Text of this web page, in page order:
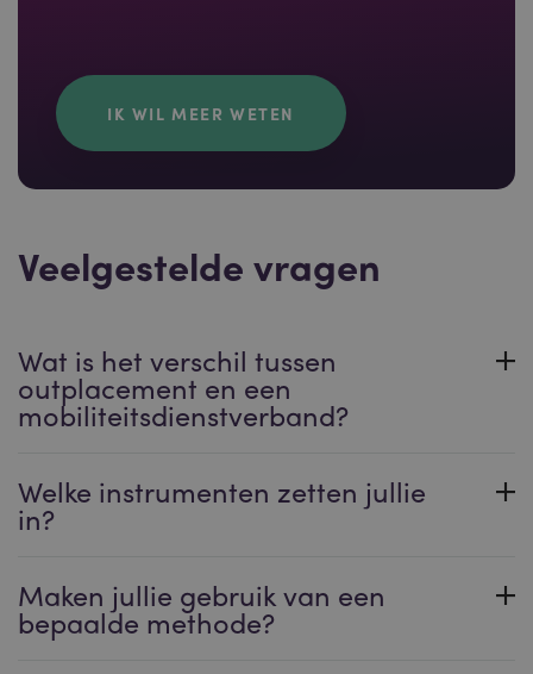
IK WIL MEER WETEN
Veelgestelde vragen
Wat is het verschil tussen
outplacement en een
mobiliteitsdienstverband?
Welke instrumenten zetten jullie
in?
Maken jullie gebruik van een
bepaalde methode?